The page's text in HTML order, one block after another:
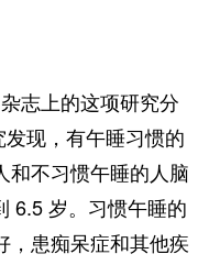
志上的这项研究分
现，有午睡习惯的
和不习惯午睡的人脑
6.5 岁。习惯午睡的
，患痴呆症和其他疾